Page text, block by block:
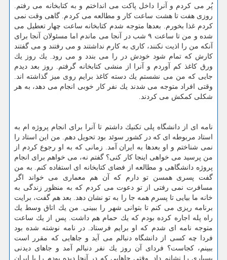
پُر می كردم و آنرا داخل پاكت می انداختم و به كتابخانه می رفتم.
روزی هفت تا هشت ساعت كار و مطالعه می كردم. گاهی وقت نمی
كردم غذا بخورم. بعدها متوجه شدم كتابخانه ساعت چهار تعطیل می
شده و من تا ساعت ۹ شب در آنجا می ماندم اما مسئولان آنجا برای
آنكه من را اذیت نكنند، كاری به كارم نداشتند و می رفتند و می گفتند
كارش كه تمام شود خودش در را می بندد و می رود. یك روز یك
ورق كاغذ كم آوردم و آنرا از منشی كتابخانه گرفتم. روز بعد دیدم
جایی كه من می نشستم یك دسته كاغذ برایم روی میز گذاشته اند.
وقتی افراد متوجه می شدند یك نفر كار خوبی انجام می دهد، به هر
شكلی كمكش می كردند.
نامه ای از دانشگاه پلی تكنیك داشتم تا آنرا برای انجام پروژه ام به
استاد مربوطه ای كه در كشور سوئد بود تحویل دهم. من این استاد را
نمی شناختم و او بعدها به ایران آمد. زمانی كه به او رجوع كردم از
من پرسید می خواهی اینجا كار كنی؟ گفتم نه، می خواهم برای انجام
پروژه دانشگاهی و مطالعه از فضای كتابخانه ای استفاده كنم. به من
گفت پسری همسن تو دارم كه آن هم معماری می خواند اگر
مسافرت نمی رفتی از تو دعوت می كردم كه به منظور زندگی به
خانه ما بیایی تا پسرم همه جا را به تو نشان دهد. بعد هم گفت، برایت
برنامه ریزی می كنم تا بتوانی شهر را ببینی. من یك اتاق وسط یك
راه پله اجاره كرده بودم كه یك حمام هم داشت. پس از یك ساعت
متوجه نامه ای شدم كه او برایم فرستاد. در نامه نوشته شده بود
فردا چه كسی از دانشگاه دنبالم می آید و جاهایی كه مقرر است
ببینم، كجاست؟ فردای آن روز یك نفر دنبالم آمد و جاهای دیدنی
بسیاری را نشانم داد. وقتی جاهایی كه در آنجا دیده بودم را با ایران